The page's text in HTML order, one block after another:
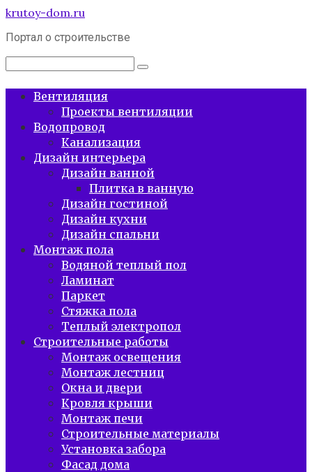
Перейти
контенту
krutoy-dom.ru
Портал о строительстве
Поиск:
Вентиляция
Проекты вентиляции
Водопровод
Канализация
Дизайн интерьера
Дизайн ванной
Плитка в ванную
Дизайн гостиной
Дизайн кухни
Дизайн спальни
Монтаж пола
Водяной теплый пол
Ламинат
Паркет
Стяжка пола
Теплый электропол
Строительные работы
Монтаж освещения
Монтаж лестниц
Окна и двери
Кровля крыши
Монтаж печи
Строительные материалы
Установка забора
Фасад дома